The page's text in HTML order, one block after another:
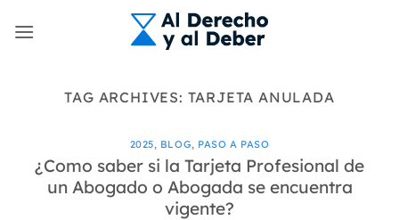
TAG ARCHIVES: TARJETA ANULADA
2025, BLOG, PASO A PASO
¿Como saber si la Tarjeta Profesional de
un Abogado o Abogada se encuentra
vigente?